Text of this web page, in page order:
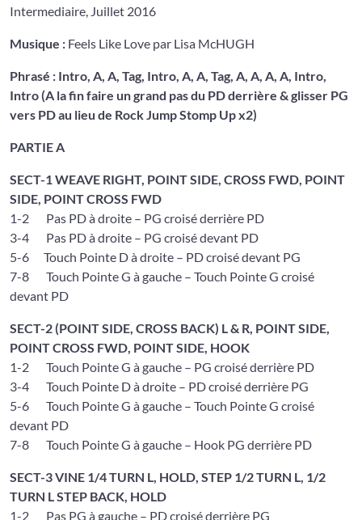
Intermediaire, Juillet 2016
Musique : Feels Like Love par Lisa McHUGH
Phrasé : Intro, A, A, Tag, Intro, A, A, Tag, A, A, A, A, Intro,
Intro (A la fin faire un grand pas du PD derrière & glisser PG
vers PD au lieu de Rock Jump Stomp Up x2)
PARTIE A
SECT-1 WEAVE RIGHT, POINT SIDE, CROSS FWD, POINT
SIDE, POINT CROSS FWD
1-2 Pas PD à droite – PG croisé derrière PD
3-4 Pas PD à droite – PG croisé devant PD
5-6 Touch Pointe D à droite – PD croisé devant PG
7-8 Touch Pointe G à gauche – Touch Pointe G croisé
devant PD
SECT-2 (POINT SIDE, CROSS BACK) L & R, POINT SIDE,
POINT CROSS FWD, POINT SIDE, HOOK
1-2 Touch Pointe G à gauche – PG croisé derrière PD
3-4 Touch Pointe D à droite – PD croisé derrière PG
5-6 Touch Pointe G à gauche – Touch Pointe G croisé
devant PD
7-8 Touch Pointe G à gauche – Hook PG derrière PD
SECT-3 VINE 1/4 TURN L, HOLD, STEP 1/2 TURN L, 1/2
TURN L STEP BACK, HOLD
1-2 Pas PG à gauche – PD croisé derrière PG